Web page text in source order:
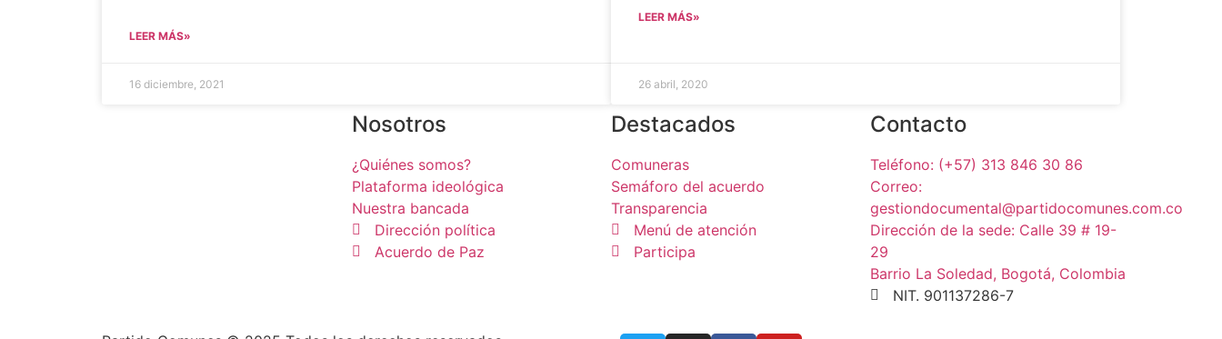
LEER MÁS»
16 diciembre, 2021
LEER MÁS»
26 abril, 2020
Nosotros
¿Quiénes somos?
Plataforma ideológica
Nuestra bancada
Dirección política
Acuerdo de Paz
Destacados
Comuneras
Semáforo del acuerdo
Transparencia
Menú de atención
Participa
Contacto
Teléfono: (+57) 313 846 30 86
Correo:
gestiondocumental@partidocomunes.com.co
Dirección de la sede: Calle 39 # 19-
29
Barrio La Soledad, Bogotá, Colombia
NIT. 901137286-7